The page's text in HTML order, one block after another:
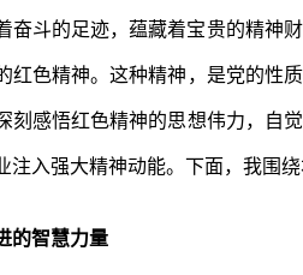
斗的足迹，蕴藏着宝贵的精神
色精神。这种精神，是党的性
感悟红色精神的思想伟力，自
入强大精神动能。下面，我围绕
的智慧力量